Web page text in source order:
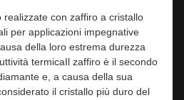
con zaffiro a cristallo
per applicazioni impegnative
della loro estrema durezza
termicaIl zaffiro è il secondo
e, a causa della sua
il cristallo più duro del